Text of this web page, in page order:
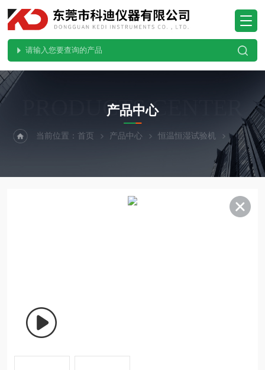
PRODUCTS CENTER
产品中心
当前位置：首页 产品中心 恒温恒湿试验机 可程式